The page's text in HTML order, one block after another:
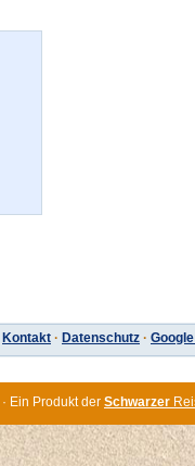
Kontakt · Datenschutz ·
· Ein Produkt der Schwarzer